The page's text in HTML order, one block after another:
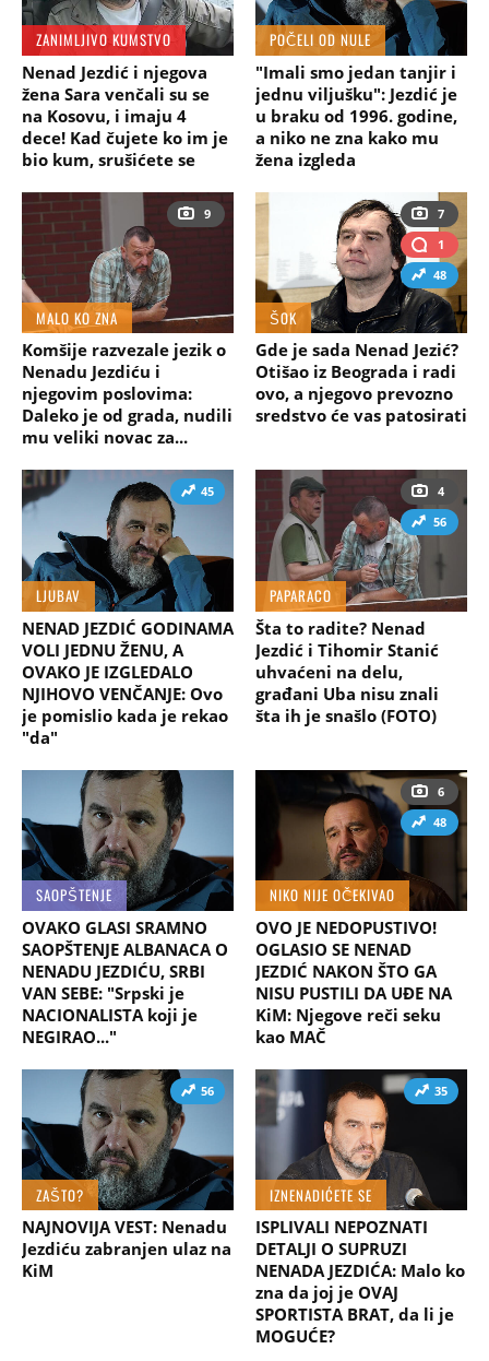
ZANIMLJIVO KUMSTVO
Nenad Jezdić i njegova
žena Sara venčali su se
na Kosovu, i imaju 4
dece! Kad čujete ko im je
bio kum, srušićete se
POČELI OD NULE
"Imali smo jedan tanjir i
jednu viljušku": Jezdić je
u braku od 1996. godine,
a niko ne zna kako mu
žena izgleda
9
MALO KO ZNA
Komšije razvezale jezik o
Nenadu Jezdiću i
njegovim poslovima:
Daleko je od grada, nudili
mu veliki novac za...
7
1
48
ŠOK
Gde je sada Nenad Jezić?
Otišao iz Beograda i radi
ovo, a njegovo prevozno
sredstvo će vas patosirati
45
LJUBAV
NENAD JEZDIĆ GODINAMA
VOLI JEDNU ŽENU, A
OVAKO JE IZGLEDALO
NJIHOVO VENČANJE: Ovo
je pomislio kada je rekao
"da"
4
56
PAPARACO
Šta to radite? Nenad
Jezdić i Tihomir Stanić
uhvaćeni na delu,
građani Uba nisu znali
šta ih je snašlo (FOTO)
SAOPŠTENJE
OVAKO GLASI SRAMNO
SAOPŠTENJE ALBANACA O
NENADU JEZDIĆU, SRBI
VAN SEBE: "Srpski je
NACIONALISTA koji je
NEGIRAO..."
6
48
NIKO NIJE OČEKIVAO
OVO JE NEDOPUSTIVO!
OGLASIO SE NENAD
JEZDIĆ NAKON ŠTO GA
NISU PUSTILI DA UĐE NA
KiM: Njegove reči seku
kao MAČ
56
ZAŠTO?
NAJNOVIJA VEST: Nenadu
Jezdiću zabranjen ulaz na
KiM
35
IZNENADIĆETE SE
ISPLIVALI NEPOZNATI
DETALJI O SUPRUZI
NENADA JEZDIĆA: Malo ko
zna da joj je OVAJ
SPORTISTA BRAT, da li je
MOGUĆE?